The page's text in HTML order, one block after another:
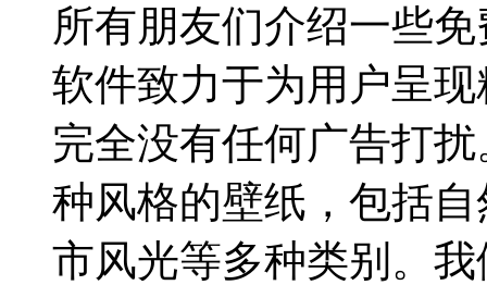
所有朋友们介绍一些
软件致力于为用户呈
完全没有任何广告打
种风格的壁纸，包括
市风光等多种类别。